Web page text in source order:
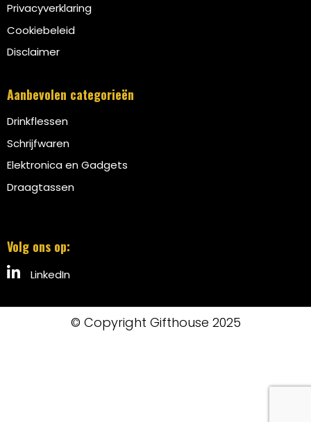
Privacyverklaring
Cookiebeleid
Disclaimer
Aanbevolen categorieën
Drinkflessen
Schrijfwaren
Elektronica en Gadgets
Draagtassen
Volg ons op:
LinkedIn
© Copyright Gifthouse 2025